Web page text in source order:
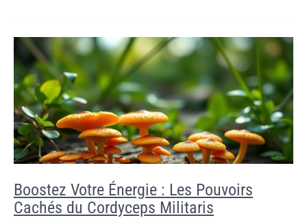
Boostez Votre Énergie : Les Pouvoirs
Cachés du Cordyceps Militaris